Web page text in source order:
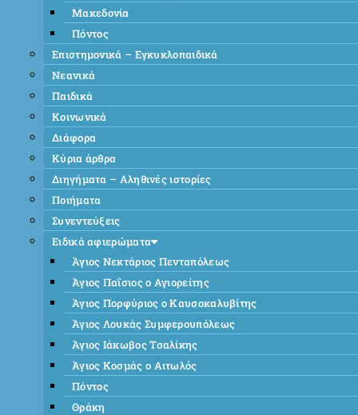
Μακεδονία
Πόντος
Επιστημονικά – Εγκυκλοπαιδικά
Νεανικά
Παιδικά
Κοινωνικά
Διάφορα
Κύρια άρθρα
Διηγήματα – Αληθινές ιστορίες
Ποιήματα
Συνεντεύξεις
Ειδικά αφιερώματα
Άγιος Νεκτάριος Πενταπόλεως
Άγιος Παΐσιος ο Αγιορείτης
Άγιος Πορφύριος ο Καυσοκαλυβίτης
Άγιος Λουκάς Συμφερουπόλεως
Άγιος Ιάκωβος Τσαλίκης
Άγιος Κοσμάς ο Αιτωλός
Πόντος
Θράκη